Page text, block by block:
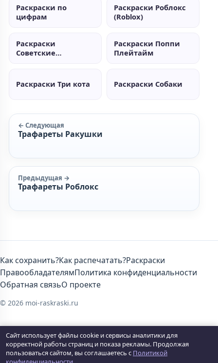
Раскраски по
цифрам
Раскраски Роблокс
(Roblox)
Раскраски
Советские
Раскраски Поппи
Плейтайм
Раскраски Три кота Раскраски Собаки
← Следующая
Трафареты Ракушки
Предыдущая →
Трафареты Роблокс
Как сохранить?Как распечатать?Раскраски
ПравообладателямПолитика конфиденциальности
Обратная связьО проекте
© 2026 moi-raskraski.ru
Сайт использует файлы cookie и сервисы аналитики для
корректной работы страниц и показа рекламы. Продолжая
пользоваться сайтом, вы соглашаетесь с Политикой